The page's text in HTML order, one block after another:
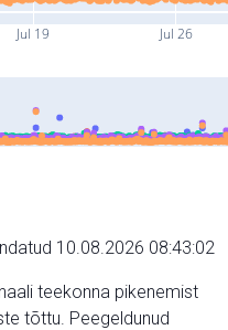
Jul 19 Jul 26
10.08.2026 08:43:02
teekonna pikenemist
tõttu. Peegeldunud